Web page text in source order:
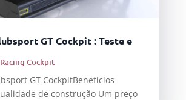
GT Cockpit : Teste e
Cockpit
GT CockpitBenefícios
de construção Um preço